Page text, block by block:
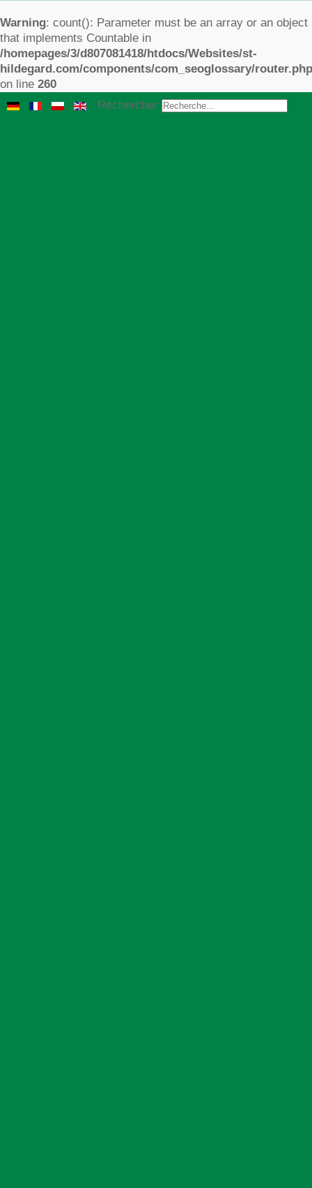
Warning: count(): Parameter must be an array or an object
that implements Countable in
/homepages/3/d807081418/htdocs/Websites/st-
hildegard.com/components/com_seoglossary/router.php
on line 260
Rechercher